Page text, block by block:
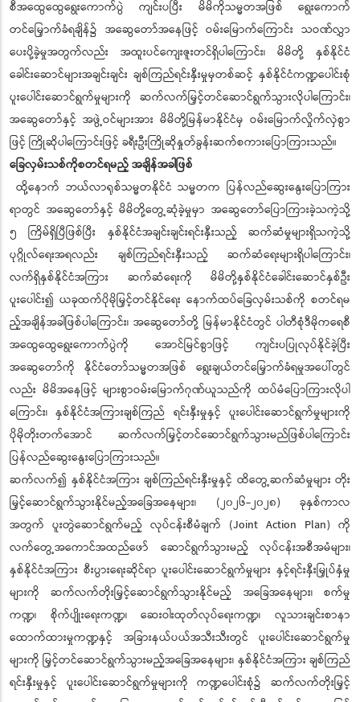
စီအထွေထွေရွေးကောက်ပွဲ ကျင်းပပြီး မိမိကိုသမ္မတအဖြစ် ရွေးကောက်
တင်မြှောက်ခံရချိန်၌ အဆွေတော်အနေဖြင့် ဝမ်းမြောက်ကြောင်း သဝဏ်လွှာ
ပေးပို့ခဲ့မှုအတွက်လည်း အထူးပင်ကျေးဇူးတင်ရှိပါကြောင်း၊ မိမိတို့ နှစ်နိုင်ငံ
ခေါင်းဆောင်များအချင်းချင်း ချစ်ကြည်ရင်းနှီးမှုမှတစ်ဆင့် နှစ်နိုင်ငံကဏ္ဍပေါင်းစုံ
ပူးပေါင်းဆောင်ရွက်မှုများကို ဆက်လက်မြှင့်တင်ဆောင်ရွက်သွားလိုပါကြောင်း၊
အဆွေတော်နှင့် အဖွဲ့ဝင်များအား မိမိတို့မြန်မာနိုင်ငံမှ ဝမ်းမြောက်လှိုက်လှဲစွာ
ဖြင့် ကြိုဆိုပါကြောင်းဖြင့် ခရီးဦးကြိုဆိုနှုတ်ခွန်းဆက်စကားပြောကြားသည်။
ခြေလှမ်းသစ်ကိုစတင်ရမည့် အချိန်အခါဖြစ်
ထို့နောက် ဘယ်လာရုစ်သမ္မတနိုင်ငံ သမ္မတက ပြန်လည်ဆွေးနွေးပြောကြား
ရာတွင် အဆွေတော်နှင့် မိမိတို့တွေ့ဆုံခဲ့မှုမှာ အဆွေတော်ပြောကြားခဲ့သကဲ့သို့
၅ ကြိမ်ရှိပြီဖြစ်ပြီး နှစ်နိုင်ငံအချင်းချင်းရင်းနှီးသည့် ဆက်ဆံမှုများရှိသကဲ့သို့
ပုဂ္ဂိုလ်ရေးအရလည်း ချစ်ကြည်ရင်းနှီးသည့် ဆက်ဆံရေးများရှိပါကြောင်း၊
လက်ရှိနှစ်နိုင်ငံအကြား ဆက်ဆံရေးကို မိမိတို့နှစ်နိုင်ငံခေါင်းဆောင်နှစ်ဦး
ပူးပေါင်း၍ ယခုထက်ပိုမိုမြှင့်တင်နိုင်ရေး နောက်ထပ်ခြေလှမ်းသစ်ကို စတင်ရမ
ည့်အချိန်အခါဖြစ်ပါကြောင်း၊ အဆွေတော်တို့ မြန်မာနိုင်ငံတွင် ပါတီစုံဒီမိုကရေစီ
အထွေထွေရွေးကောက်ပွဲကို အောင်မြင်စွာဖြင့် ကျင်းပပြုလုပ်နိုင်ခဲ့ပြီး
အဆွေတော်ကို နိုင်ငံတော်သမ္မတအဖြစ် ရွေးချယ်တင်မြှောက်ခံရမှုအပေါ်တွင်
လည်း မိမိအနေဖြင့် များစွာဝမ်းမြောက်ဂုဏ်ယူသည်ကို ထပ်မံပြောကြားလိုပါ
ကြောင်း၊ နှစ်နိုင်ငံအကြားချစ်ကြည် ရင်းနှီးမှုနှင့် ပူးပေါင်းဆောင်ရွက်မှုများကို
ပိုမိုတိုးတက်အောင် ဆက်လက်မြှင့်တင်ဆောင်ရွက်သွားမည်ဖြစ်ပါကြောင်း
ပြန်လည်ဆွေးနွေးပြောကြားသည်။
ဆက်လက်၍ နှစ်နိုင်ငံအကြား ချစ်ကြည်ရင်းနှီးမှုနှင့် ထိတွေ့ဆက်ဆံမှုများ တိုး
မြှင့်ဆောင်ရွက်သွားနိုင်မည့်အခြေအနေများ၊ (၂၀၂၆-၂၀၂၈) ခုနှစ်ကာလ
အတွက် ပူးတွဲဆောင်ရွက်မည့် လုပ်ငန်းစီမံချက် (Joint Action Plan) ကို
လက်တွေ့အကောင်အထည်ဖော် ဆောင်ရွက်သွားမည့် လုပ်ငန်းအစီအမံများ၊
နှစ်နိုင်ငံအကြား စီးပွားရေးဆိုင်ရာ ပူးပေါင်းဆောင်ရွက်မှုများ နှင့်ရင်းနှီးမြှုပ်နှံမှု
များကို ဆက်လက်တိုးမြှင့်ဆောင်ရွက်သွားနိုင်မည့် အခြေအနေများ၊ စက်မှု
ကဏ္ဍ၊ စိုက်ပျိုးရေးကဏ္ဍ၊ ဆေးဝါးထုတ်လုပ်ရေးကဏ္ဍ၊ လူသားချင်းစာနာ
ထောက်ထားမှုကဏ္ဍနှင့် အခြားနယ်ပယ်အသီးသီးတွင် ပူးပေါင်းဆောင်ရွက်မှု
များကို မြှင့်တင်ဆောင်ရွက်သွားမည့်အခြေအနေများ၊ နှစ်နိုင်ငံအကြား ချစ်ကြည်
ရင်းနှီးမှုနှင့် ပူးပေါင်းဆောင်ရွက်မှုများကို ကဏ္ဍပေါင်းစုံ၌ ဆက်လက်တိုးမြှင့်